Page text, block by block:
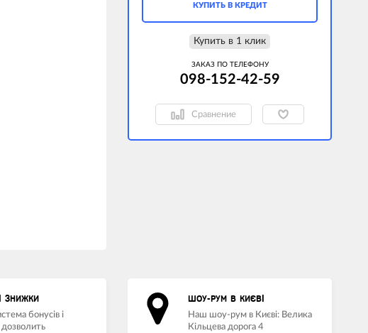
КУПИТЬ В КРЕДИТ
Купить в 1 клик
ЗАКАЗ ПО ТЕЛЕФОНУ
098-152-42-59
Сравнение
ЗНИЖКИ
бонусів і
ШОУ-РУМ В КИЄВІ
Наш шоу-рум в Києві: Велика
Кільцева дорога 4